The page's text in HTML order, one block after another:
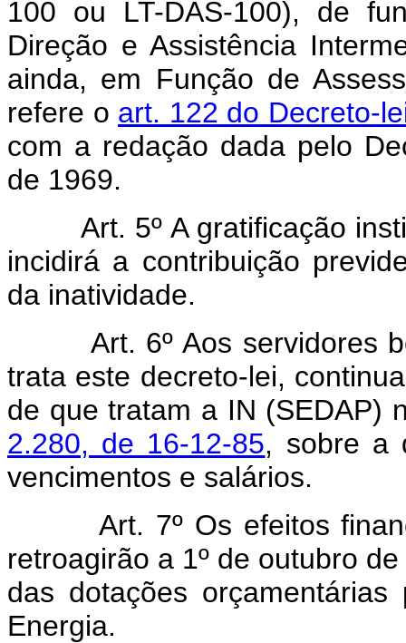
100 ou LT-DAS-100), de
Direção e Assistência
ainda, em Função de
refere o art. 122 do Decreto-
com a redação dada pelo
de 1969.
Art. 5º A gratificação
incidirá a contribuição
da inatividade.
Art. 6º Aos servidores
trata este decreto-lei,
de que tratam a IN (SEDAP)
2.280, de 16-12-85, sobre a
vencimentos e salários.
Art. 7º Os efeitos
retroagirão a 1º de outubro
das dotações
Energia.